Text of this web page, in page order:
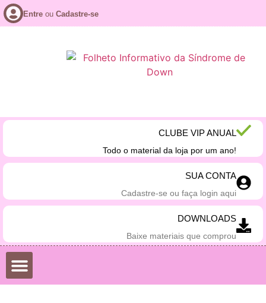
Entre ou Cadastre-se
CLUBE VIP ANUAL
Todo o material da loja por um ano!
SUA CONTA
Cadastre-se ou faça login aqui
DOWNLOADS
Baixe materiais que comprou